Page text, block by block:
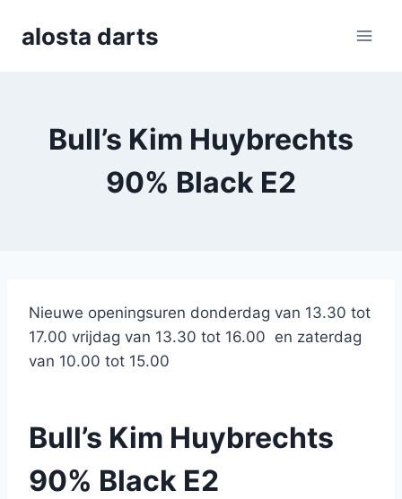
alosta darts
Bull’s Kim Huybrechts
90% Black E2
Nieuwe openingsuren donderdag van 13.30 tot
17.00 vrijdag van 13.30 tot 16.00 en zaterdag
van 10.00 tot 15.00
Bull’s Kim Huybrechts
90% Black E2